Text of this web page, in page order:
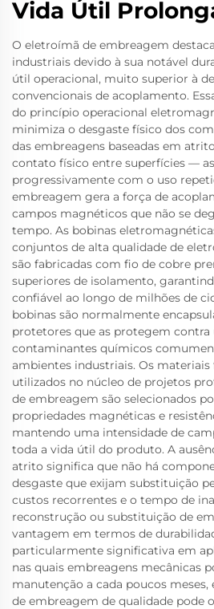
Vida Útil
O eletroímã de embreagem
industriais devido à sua notável
útil operacional, muito superior à
convencionais de acoplamento.
do princípio operacional
minimiza o desgaste físico dos
das embreagens baseadas em
contato físico entre superfícies —
progressivamente com o uso
embreagem gera a força de
campos magnéticos que não se
tempo. As bobinas
conjuntos de alta qualidade de
são fabricadas com fio de cobre
superiores de isolamento,
confiável ao longo de milhões de
bobinas são normalmente
protetores que as protegem contra
contaminantes químicos
ambientes industriais. Os
utilizados no núcleo de projetos
de embreagem são selecionados
propriedades magnéticas e
mantendo uma intensidade de
toda a vida útil do produto. A
atrito significa que não há
desgaste que exijam substituição
custos recorrentes e o tempo de
reconstrução ou substituição de
vantagem em termos de
particularmente significativa em
nas quais embreagens mecânicas
manutenção a cada poucos
de embreagem de qualidade pode